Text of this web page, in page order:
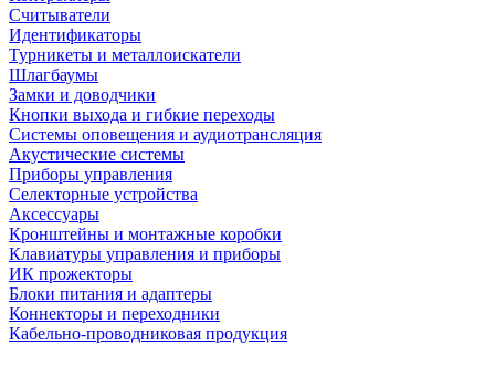
Считыватели
Идентификаторы
Турникеты и металлоискатели
Шлагбаумы
Замки и доводчики
Кнопки выхода и гибкие переходы
Системы оповещения и аудиотрансляция
Акустические системы
Приборы управления
Селекторные устройства
Аксессуары
Кронштейны и монтажные коробки
Клавиатуры управления и приборы
ИК прожекторы
Блоки питания и адаптеры
Коннекторы и переходники
Кабельно-проводниковая продукция